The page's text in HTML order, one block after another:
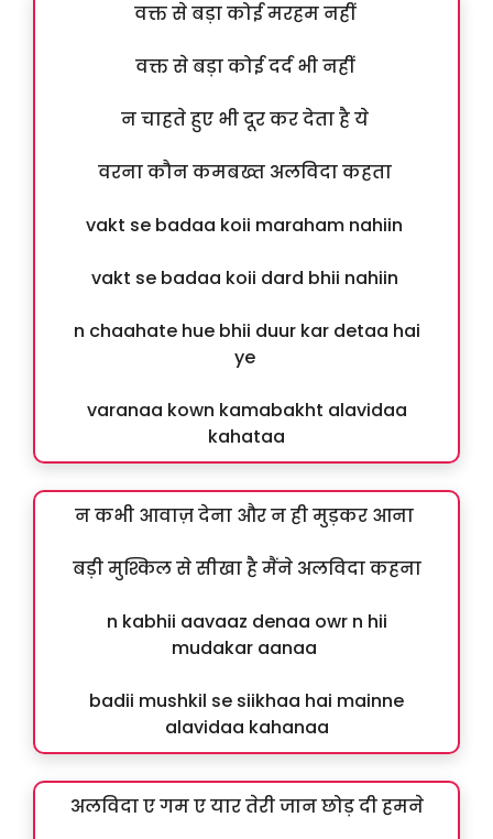
वक्त से बड़ा कोई मरहम नहीं
वक्त से बड़ा कोई दर्द भी नहीं
न चाहते हुए भी दूर कर देता है ये
वरना कौन कमबख्त अलविदा कहता
vakt se badaa koii maraham nahiin
vakt se badaa koii dard bhii nahiin
n chaahate hue bhii duur kar detaa hai
ye
varanaa kown kamabakht alavidaa
kahataa
न कभी आवाज़ देना और न ही मुड़कर आना
बड़ी मुश्किल से सीखा है मैंने अलविदा कहना
n kabhii aavaaz denaa owr n hii
mudakar aanaa
badii mushkil se siikhaa hai mainne
alavidaa kahanaa
अलविदा ए गम ए यार तेरी जान छोड़ दी हमने